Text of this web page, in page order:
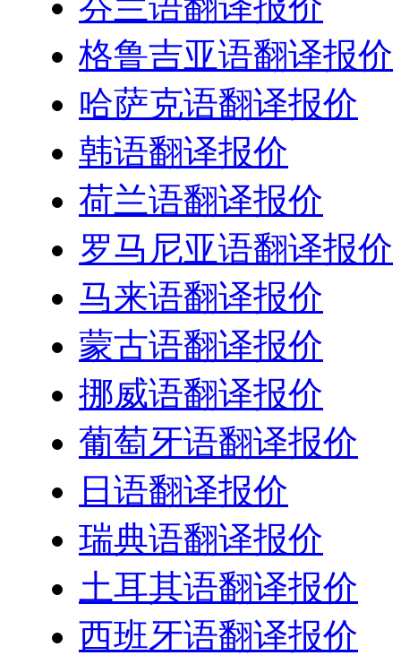
格鲁吉亚语翻译报价
哈萨克语翻译报价
韩语翻译报价
荷兰语翻译报价
罗马尼亚语翻译报价
马来语翻译报价
蒙古语翻译报价
挪威语翻译报价
葡萄牙语翻译报价
日语翻译报价
瑞典语翻译报价
土耳其语翻译报价
西班牙语翻译报价